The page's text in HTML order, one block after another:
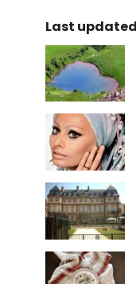
Last